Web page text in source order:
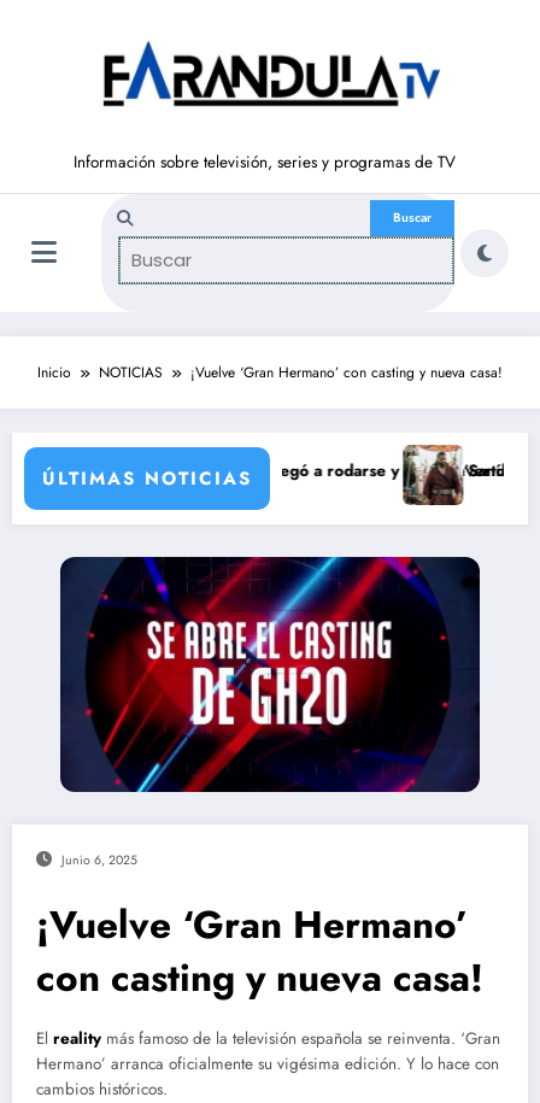
Información sobre televisión, series y programas de TV
Inicio NOTICIAS ¡Vuelve ‘Gran Hermano’ con casting y nueva casa!
ÚLTIMAS NOTICIAS
María Castro
Ordóñez que nunca llegó a rodarse y que convertía a Isabel
‘Sandokán’ tendrá
Junio 6, 2025
¡Vuelve ‘Gran Hermano’
con casting y nueva casa!
El reality más famoso de la televisión española se reinventa. ‘Gran
Hermano’ arranca oficialmente su vigésima edición. Y lo hace con
cambios históricos.